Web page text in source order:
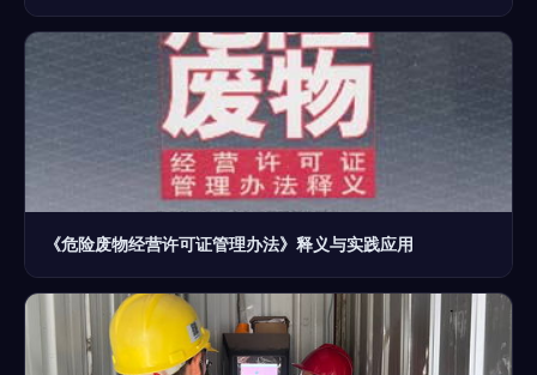
《危险废物经营许可证管理办法》释义与实践应用